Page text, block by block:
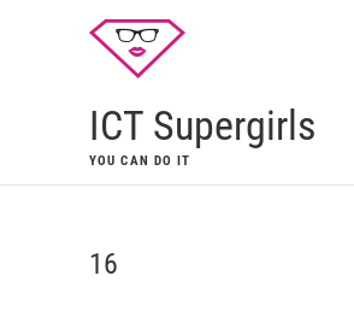
ICT Supergirls
YOU CAN DO IT
16